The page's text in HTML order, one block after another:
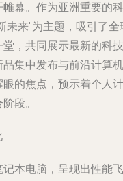
幕。作为亚洲重要的科
未来"为主题，吸引了全
，共同展示最新的科技
集中发布与前沿计算机
的焦点，预示着个人计
段。
本电脑，呈现出性能飞